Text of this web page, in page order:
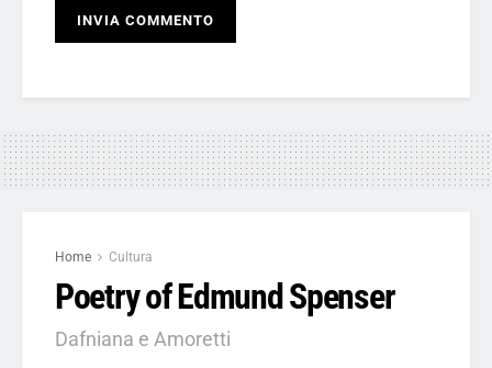
Home Cultura
Poetry of Edmund Spenser
Dafniana e Amoretti